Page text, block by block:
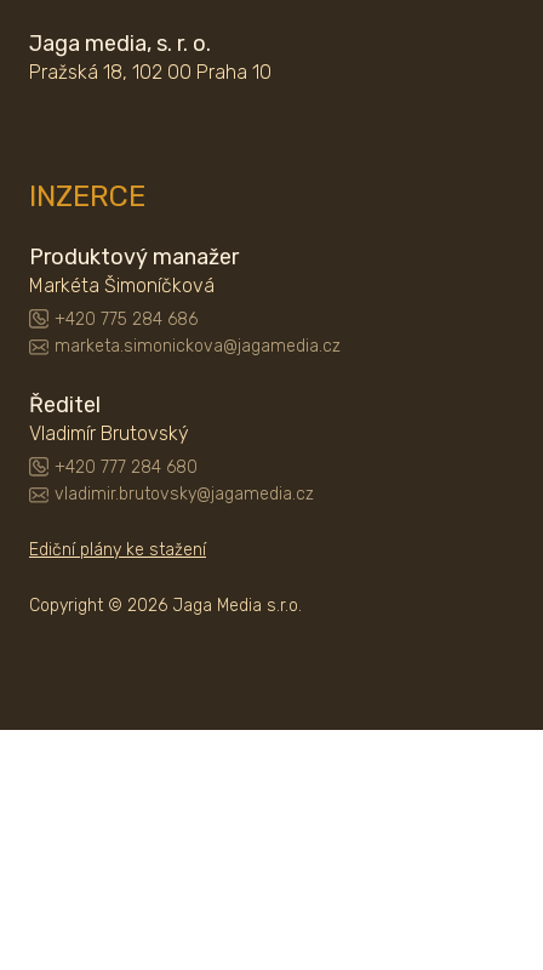
Jaga media, s. r. o.
Pražská 18, 102 00 Praha 10
INZERCE
Produktový manažer
Markéta Šimoníčková
+420 775 284 686
marketa.simonickova@jagamedia.cz
Ředitel
Vladimír Brutovský
+420 777 284 680
vladimir.brutovsky@jagamedia.cz
Ediční plány ke stažení
Copyright © 2026 Jaga Media s.r.o.